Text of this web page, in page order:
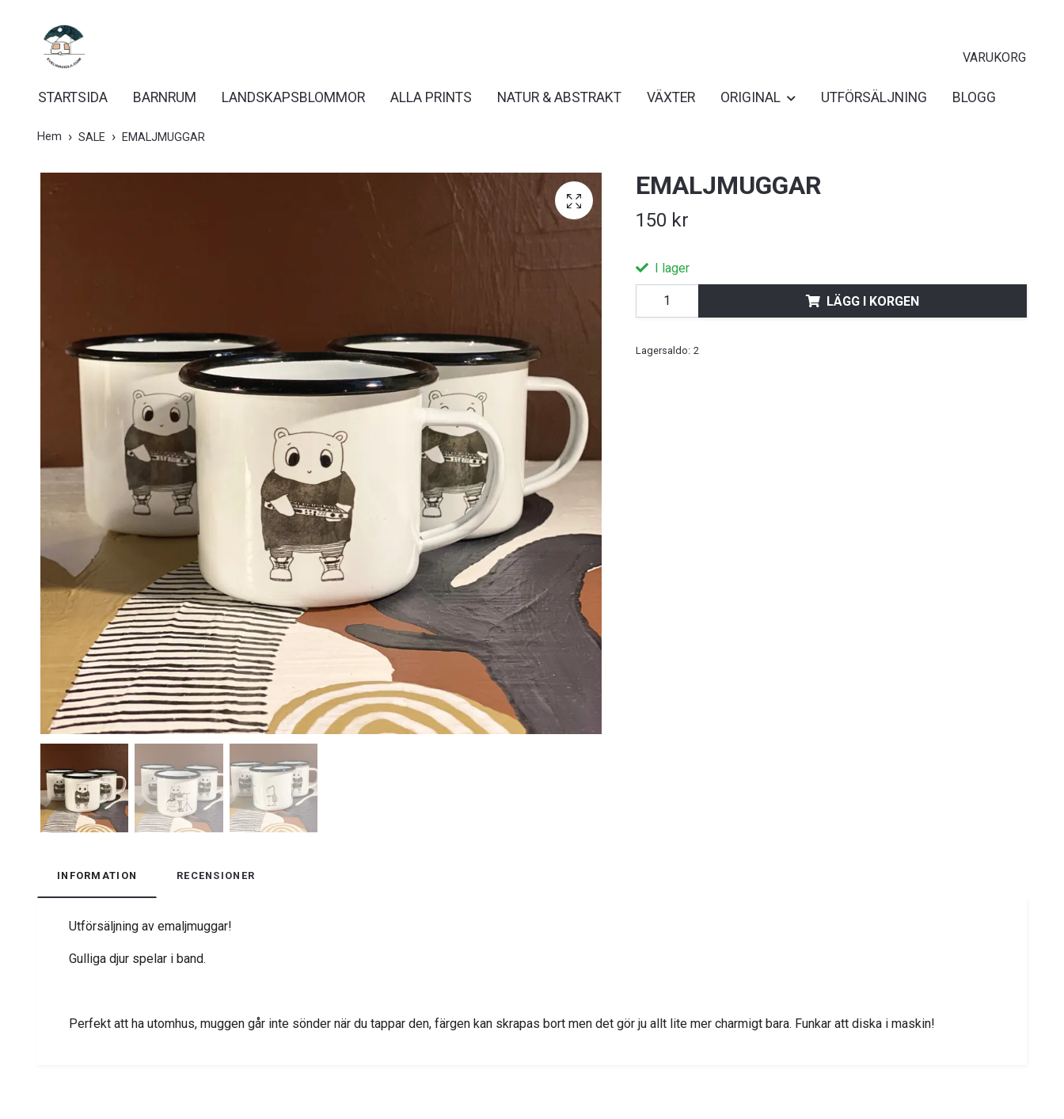
VARUKORG
STARTSIDA BARNRUM LANDSKAPSBLOMMOR ALLA PRINTS NATUR & ABSTRAKT VÄXTER ORIGINAL UTFÖRSÄLJNING BLOGG
Hem SALE EMALJMUGGAR
EMALJMUGGAR
150 kr
I lager
LÄGG I KORGEN
Lagersaldo: 2
INFORMATION RECENSIONER
Utförsäljning av emaljmuggar!
Gulliga djur spelar i band.
Perfekt att ha utomhus, muggen går inte sönder när du tappar den, färgen kan skrapas bort men det gör ju allt lite mer charmigt bara. Funkar att diska i maskin!